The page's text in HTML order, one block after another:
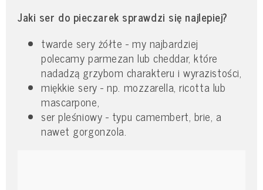
Jaki ser do pieczarek sprawdzi się najlepiej?
twarde sery żółte - my najbardziej
polecamy parmezan lub cheddar, które
nadadzą grzybom charakteru i wyrazistości,
miękkie sery - np. mozzarella, ricotta lub
mascarpone,
ser pleśniowy - typu camembert, brie, a
nawet gorgonzola.